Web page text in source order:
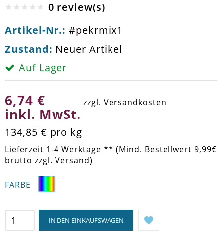
0 review(s)
Artikel-Nr.: #pekrmix1
Zustand: Neuer Artikel
Auf Lager
6,74 €
inkl. MwSt.
zzgl. Versandkosten
134,85 € pro kg
Lieferzeit 1-4 Werktage ** (Mind. Bestellwert 9,99€
brutto zzgl. Versand)
FARBE
IN DEN EINKAUFSWAGEN